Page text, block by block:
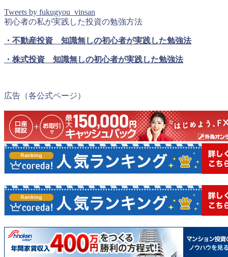
Tweets by fukugyou_vinsan
初心者の私が実践した投資の勉強方法
・不動産投資 知識無しの初心者が実践した勉強法
・株式投資 知識無しの初心者が実践した勉強法
広告（各公式ページ）